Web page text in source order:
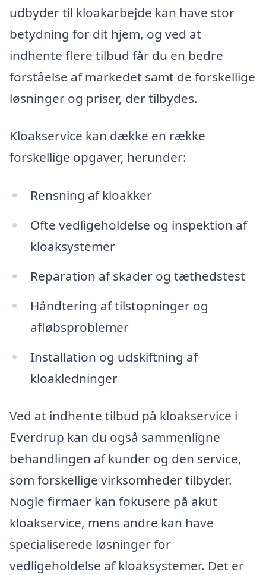
udbyder til kloakarbejde kan have stor
betydning for dit hjem, og ved at
indhente flere tilbud får du en bedre
forståelse af markedet samt de forskellige
løsninger og priser, der tilbydes.
Kloakservice kan dække en række
forskellige opgaver, herunder:
Rensning af kloakker
Ofte vedligeholdelse og inspektion af
kloaksystemer
Reparation af skader og tæthedstest
Håndtering af tilstopninger og
afløbsproblemer
Installation og udskiftning af
kloakledninger
Ved at indhente tilbud på kloakservice i
Everdrup kan du også sammenligne
behandlingen af kunder og den service,
som forskellige virksomheder tilbyder.
Nogle firmaer kan fokusere på akut
kloakservice, mens andre kan have
specialiserede løsninger for
vedligeholdelse af kloaksystemer. Det er